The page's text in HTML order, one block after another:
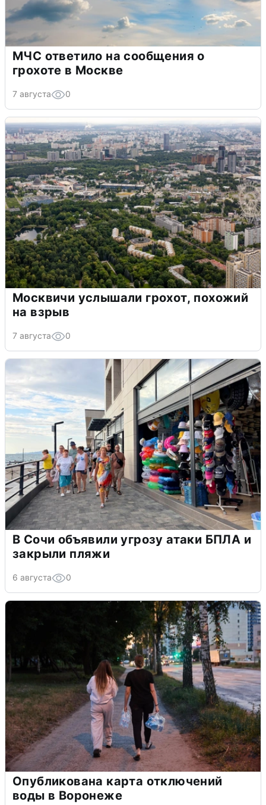
МЧС ответило на сообщения о
грохоте в Москве
7 августа 0
Москвичи услышали грохот, похожий
на взрыв
7 августа 0
В Сочи объявили угрозу атаки БПЛА и
закрыли пляжи
6 августа 0
Опубликована карта отключений
воды в Воронеже